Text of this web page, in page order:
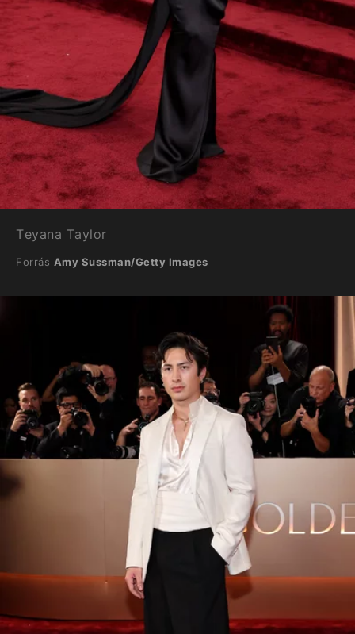
Teyana Taylor
Forrás Amy Sussman/Getty Images